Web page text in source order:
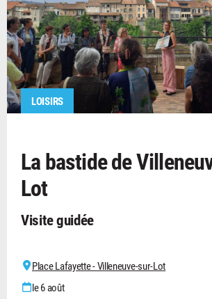
LOISIRS
La bastide de
Lot
Visite guidée
Place Lafayette - Villeneuve-sur-Lot
le 6 août